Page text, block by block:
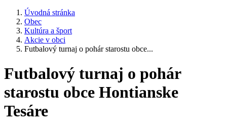
Úvodná stránka
Obec
Kultúra a šport
Akcie v obci
Futbalový turnaj o pohár starostu obce...
Futbalový turnaj o pohár
starostu obce Hontianske
Tesáre